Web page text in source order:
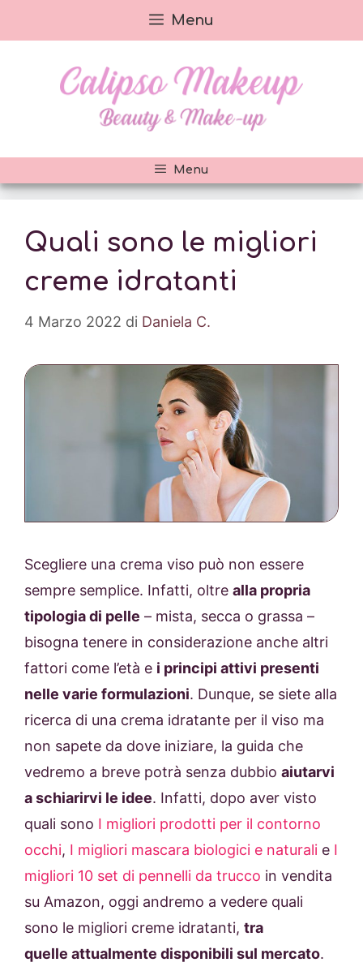
al
Menu
Menu
Quali sono le migliori
creme idratanti
4 Marzo 2022 di Daniela C.
Scegliere una crema viso può non essere
sempre semplice. Infatti, oltre alla propria
tipologia di pelle – mista, secca o grassa –
bisogna tenere in considerazione anche altri
fattori come l’età e i principi attivi presenti
nelle varie formulazioni. Dunque, se siete alla
ricerca di una crema idratante per il viso ma
non sapete da dove iniziare, la guida che
vedremo a breve potrà senza dubbio aiutarvi
a schiarirvi le idee. Infatti, dopo aver visto
quali sono I migliori prodotti per il contorno
occhi, I migliori mascara biologici e naturali e I
migliori 10 set di pennelli da trucco in vendita
su Amazon, oggi andremo a vedere quali
sono le migliori creme idratanti, tra
quelle attualmente disponibili sul mercato.